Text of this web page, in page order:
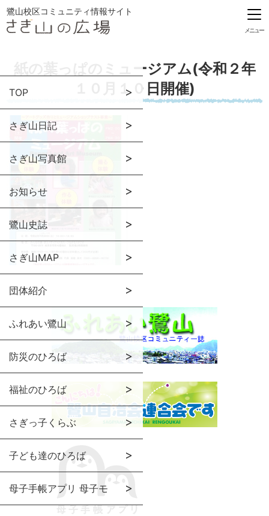
鷺山校区コミュニティ情報サイト
メニュー
TOP
さぎ山日記
さぎ山写真館
お知らせ
鷺山史誌
さぎ山MAP
団体紹介
ふれあい鷺山
防災のひろば
福祉のひろば
さぎっ子くらぶ
子ども達のひろば
母子手帳アプリ 母子モ
紙の葉っぱのミュージアム(令和２年
１０月１０日開催)